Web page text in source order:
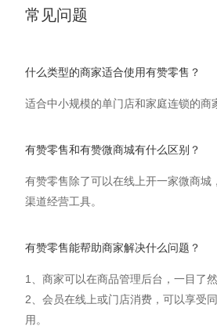
常见问题
什么类型的商家适合使用有赞零售？
适合中小规模的单门店和家庭连锁的商
有赞零售和有赞微商城有什么区别？
有赞零售除了可以在线上开一家微商
渠道经营工具。
有赞零售能帮助商家解决什么问题？
1、商家可以在商品管理后台，一目了
2、会员在线上或门店消费，可以享受
用。